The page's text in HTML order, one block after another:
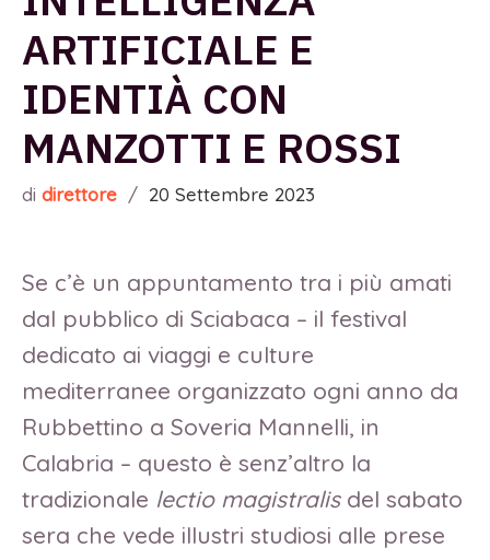
ARTIFICIALE E
IDENTIÀ CON
MANZOTTI E ROSSI
di direttore / 20 Settembre 2023
Se c’è un appuntamento tra i più amati
dal pubblico di Sciabaca – il festival
dedicato ai viaggi e culture
mediterranee organizzato ogni anno da
Rubbettino a Soveria Mannelli, in
Calabria – questo è senz’altro la
tradizionale lectio magistralisdel sabato
sera che vede illustri studiosi alle prese